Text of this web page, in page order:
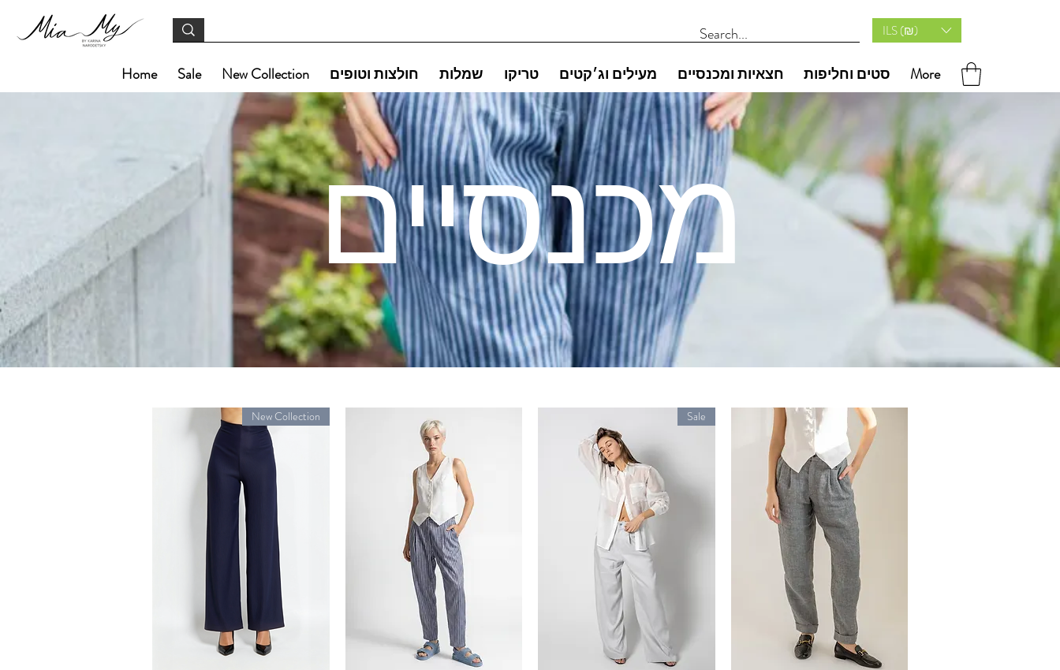
ILS (₪)
Home Sale New Collection חולצות וטופים שמלות טריקו מעילים וג׳קטים חצאיות ומכנסיים סטים וחליפות More
מכנסיים
Sale
New Collection